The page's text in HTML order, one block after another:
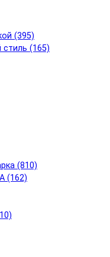
(395)
(165)
(810)
(162)